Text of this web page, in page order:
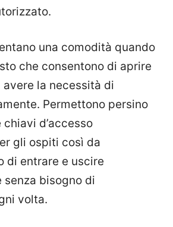
una comodità quando
che consentono di aprire
la necessità di
Permettono persino
d’accesso
gli ospiti così da
di entrare e uscire
senza bisogno di
volta.